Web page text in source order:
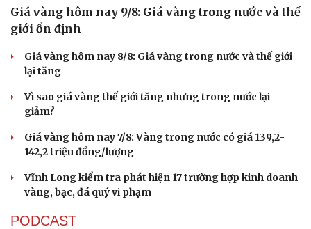
Cải chính
Giá vàng hôm nay 9/8: Giá vàng trong nước và thế
giới ổn định
Giá vàng hôm nay 8/8: Giá vàng trong nước và thế giới
lại tăng
Vì sao giá vàng thế giới tăng nhưng trong nước lại
giảm?
Giá vàng hôm nay 7/8: Vàng trong nước có giá 139,2-
142,2 triệu đồng/lượng
Vĩnh Long kiểm tra phát hiện 17 trường hợp kinh doanh
vàng, bạc, đá quý vi phạm
PODCAST